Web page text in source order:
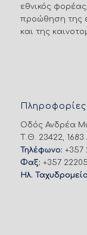
εθνικός
προώθηση της
και της
Οδός Ανδρέα
Τ.Θ. 23422,
Τηλέφωνο: +357
Φαξ: +357
Ηλ.